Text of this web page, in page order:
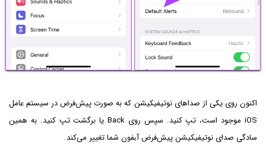
اکنون روی یکی از صداهای نوتیفیکیشن که به صورت پیش‌فرض در سیستم عامل
iOS موجود است، تپ کنید. سپس روی Back یا برگشت تپ کنید. به همین
سادگی صدای نوتیفیکیشن پیش‌فرض آيفون شما تغییر می‌کند.